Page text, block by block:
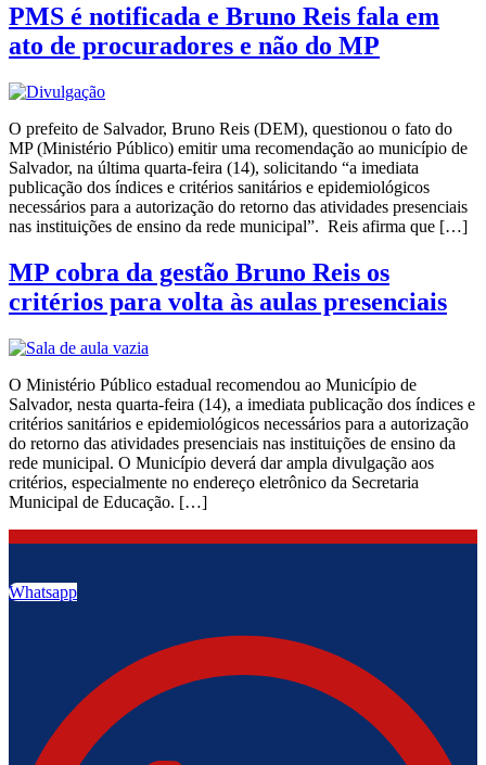
PMS é notificada e Bruno Reis fala em
ato de procuradores e não do MP
O prefeito de Salvador, Bruno Reis (DEM), questionou o fato do
MP (Ministério Público) emitir uma recomendação ao município de
Salvador, na última quarta-feira (14), solicitando “a imediata
publicação dos índices e critérios sanitários e epidemiológicos
necessários para a autorização do retorno das atividades presenciais
nas instituições de ensino da rede municipal”. Reis afirma que […]
MP cobra da gestão Bruno Reis os
critérios para volta às aulas presenciais
O Ministério Público estadual recomendou ao Município de
Salvador, nesta quarta-feira (14), a imediata publicação dos índices e
critérios sanitários e epidemiológicos necessários para a autorização
do retorno das atividades presenciais nas instituições de ensino da
rede municipal. O Município deverá dar ampla divulgação aos
critérios, especialmente no endereço eletrônico da Secretaria
Municipal de Educação. […]
Whatsapp